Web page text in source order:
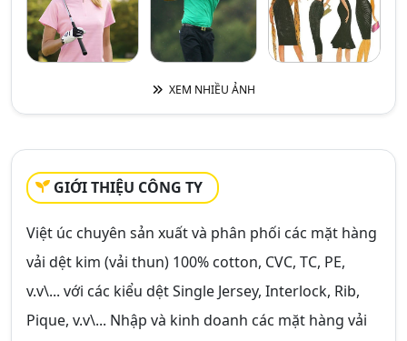
XEM NHIỀU ẢNH
GIỚI THIỆU CÔNG TY
Việt úc chuyên sản xuất và phân phối các mặt hàng
vải dệt kim (vải thun) 100% cotton, CVC, TC, PE,
v.v\... với các kiểu dệt Single Jersey, Interlock, Rib,
Pique, v.v\... Nhập và kinh doanh các mặt hàng vải